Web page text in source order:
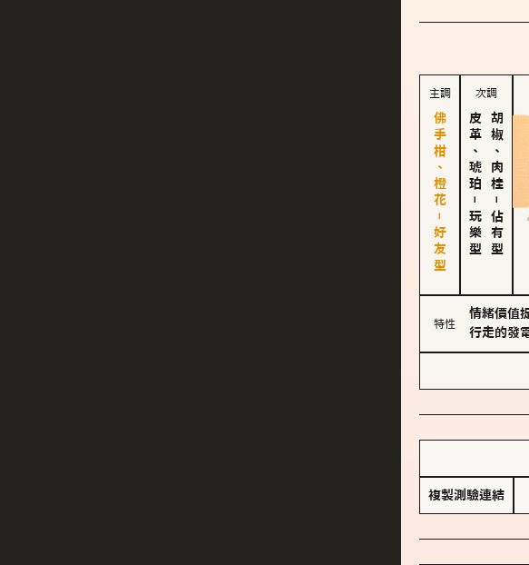
主調
佛手柑、橙花－好友型
次調
皮革、琥珀
－
玩樂型
胡椒、肉桂
－
佔有型
特性
情緒價值
行走的發
複製測驗連結